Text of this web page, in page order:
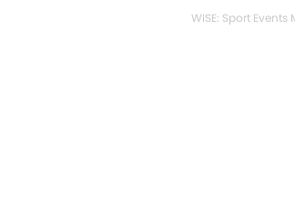
WISE: Sport Events